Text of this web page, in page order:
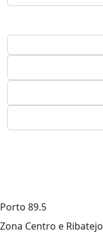
Porto 89.5
Zona Centro e Ribatejo